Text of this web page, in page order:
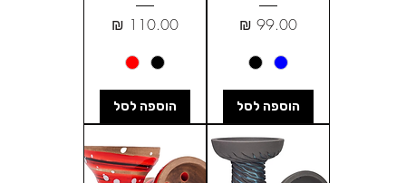
מחיר
הוספה לסל
מחיר
הוספה לסל